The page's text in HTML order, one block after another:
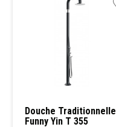
Douche Traditionnelle
Funny Yin T 355